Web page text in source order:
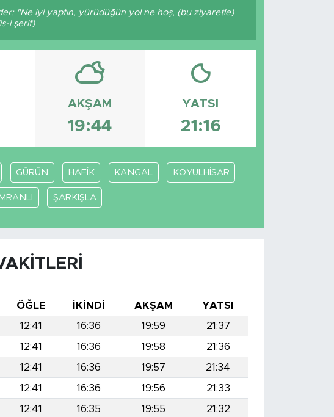
"Ne iyi yaptın, yürüdüğün yol ne hoş, (bu ziyaretle)
i şerif)
AKŞAM
19:44
YATSI
21:16
GÜRÜN HAFİK KANGAL KOYULHİSAR
ŞARKIŞLA
ÖĞLE İKINDI AKŞAM
YATSI
12:41 16:36 19:59
21:37
12:41 16:36 19:58
21:36
12:41 16:36 19:57
21:34
12:41 16:36 19:56
21:33
12:41 16:35 19:55
21:32